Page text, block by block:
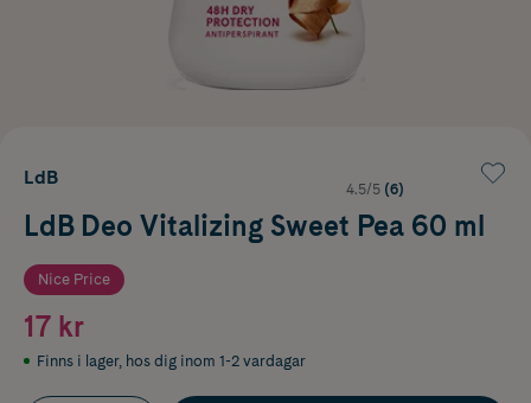
LdB
4.5/5 (6)
LdB Deo Vitalizing Sweet Pea 60 ml
Nice Price
17 kr
Finns i lager, hos dig inom 1-2 vardagar